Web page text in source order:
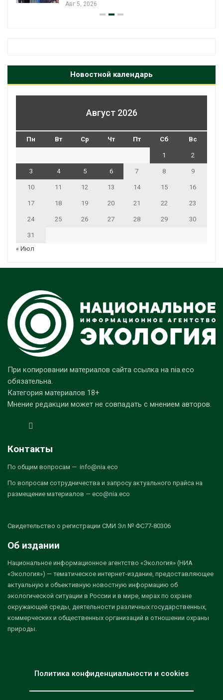
Авг 5, 2026
Новостной календарь
Август 2026
Пн Вт Ср Чт Пт Сб Вс
1 2
3 4 5 6 7 8 9
10 11 12 13 14 15 16
17 18 19 20 21 22 23
24 25 26 27 28 29 30
31
« Июл
При копировании материалов сайта ссылка на nia.eco
обязательна.
Категория материалов 18+
Мнение редакции может не совпадать с мнением авторов.
Контакты
По общим вопросам — info@nia.eco
По вопросам сотрудничества и запросу актуального прайса на
размещение материалов — eco@nia.eco
Свидетельство о регистрации СМИ Эл № ФС77-80306
Об издании
Национальное информационное агентство «Экология» (НИА
«Экология») — тематическое интернет-издание, предоставляющее
актуальную и объективную новостную информацию об
экологической ситуации в России и в мире, мерах по охране
окружающей среды, деятельности различных государственных,
коммерческих и общественных организаций в отношении охраны
природы.
Политика конфиденциальности и cookies